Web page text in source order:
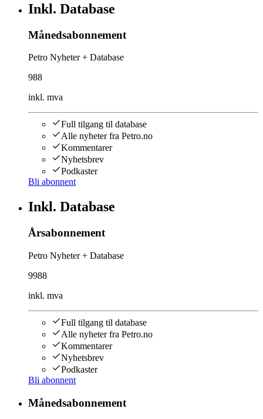
Inkl. Database
Månedsabonnement
Petro Nyheter + Database
988
inkl. mva
Full tilgang til database
Alle nyheter fra Petro.no
Kommentarer
Nyhetsbrev
Podkaster
Bli abonnent
Inkl. Database
Årsabonnement
Petro Nyheter + Database
9988
inkl. mva
Full tilgang til database
Alle nyheter fra Petro.no
Kommentarer
Nyhetsbrev
Podkaster
Bli abonnent
Månedsabonnement